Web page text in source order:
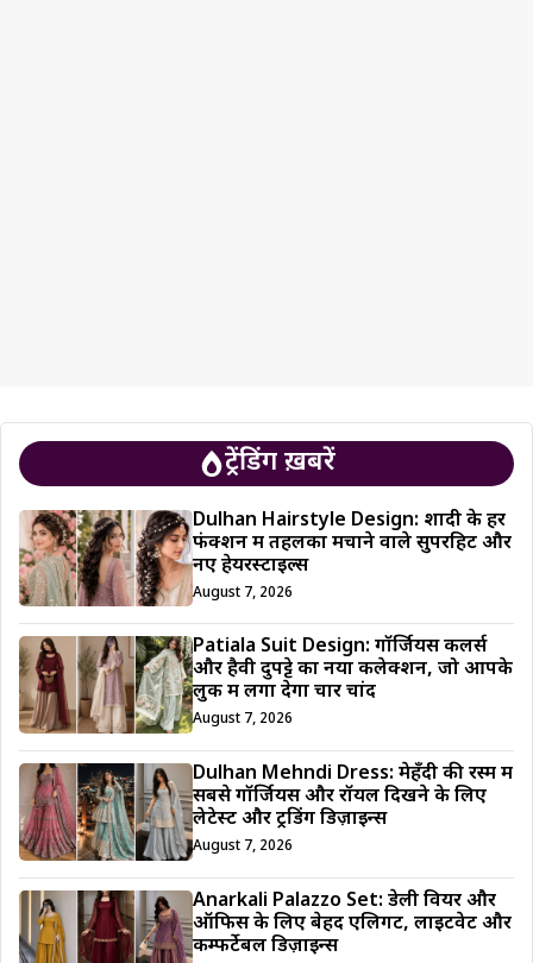
ट्रेंडिंग ख़बरें
Dulhan Hairstyle Design: शादी के हर
फंक्शन में तहलका मचाने वाले सुपरहिट और
नए हेयरस्टाइल्स
August 7, 2026
Patiala Suit Design: गॉर्जियस कलर्स
और हैवी दुपट्टे का नया कलेक्शन, जो आपके
लुक में लगा देगा चार चांद
August 7, 2026
Dulhan Mehndi Dress: मेहँदी की रस्म में
सबसे गॉर्जियस और रॉयल दिखने के लिए
लेटेस्ट और ट्रेंडिंग डिज़ाइन्स
August 7, 2026
Anarkali Palazzo Set: डेली वियर और
ऑफिस के लिए बेहद एलिगेंट, लाइटवेट और
कम्फर्टेबल डिज़ाइन्स